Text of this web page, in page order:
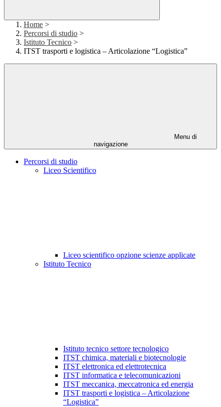
Home >
Percorsi di studio >
Istituto Tecnico >
ITST trasporti e logistica – Articolazione “Logistica”
Menu di
navigazione
Percorsi di studio
Liceo Scientifico
Liceo scientifico opzione scienze applicate
Istituto Tecnico
Istituto tecnico settore tecnologico
ITST chimica, materiali e biotecnologie
ITST elettronica ed elettrotecnica
ITST informatica e telecomunicazioni
ITST meccanica, meccatronica ed energia
ITST trasporti e logistica – Articolazione
“Logistica”